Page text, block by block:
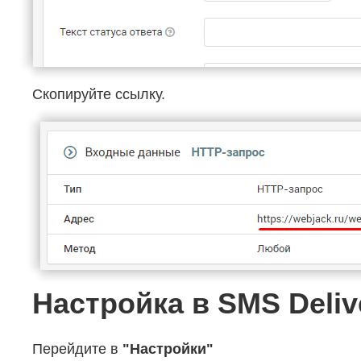
Скопируйте ссылку.
Настройка в SMS
Перейдите в "Настройки"